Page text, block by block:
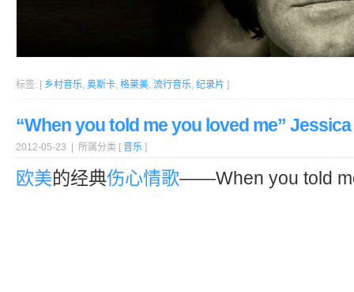
标签: [ 乡村音乐, 奥斯卡, 格莱美, 流行音乐, 纪录片 ]
“When you told me you loved me”
2012-05-23 | 所属分类 [ 音乐 ]
欧美的经典伤心情歌——When you told